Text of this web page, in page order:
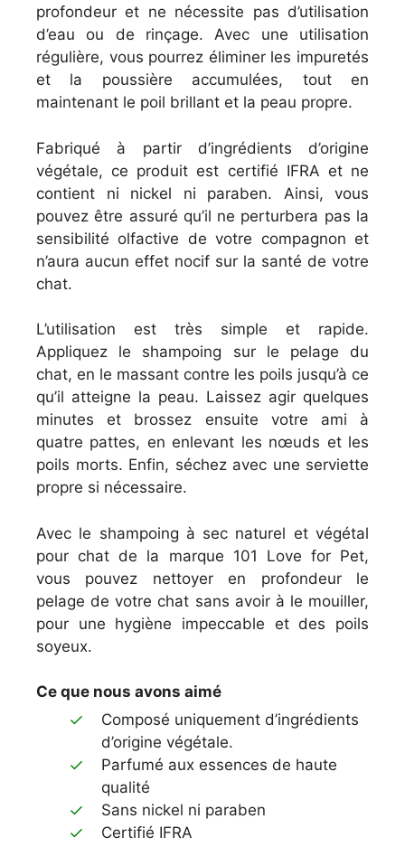
profondeur et ne nécessite pas d’utilisation
d’eau ou de rinçage. Avec une utilisation
régulière, vous pourrez éliminer les impuretés
et la poussière accumulées, tout en
maintenant le poil brillant et la peau propre.
Fabriqué à partir d’ingrédients d’origine
végétale, ce produit est certifié IFRA et ne
contient ni nickel ni paraben. Ainsi, vous
pouvez être assuré qu’il ne perturbera pas la
sensibilité olfactive de votre compagnon et
n’aura aucun effet nocif sur la santé de votre
chat.
L’utilisation est très simple et rapide.
Appliquez le shampoing sur le pelage du
chat, en le massant contre les poils jusqu’à ce
qu’il atteigne la peau. Laissez agir quelques
minutes et brossez ensuite votre ami à
quatre pattes, en enlevant les nœuds et les
poils morts. Enfin, séchez avec une serviette
propre si nécessaire.
Avec le shampoing à sec naturel et végétal
pour chat de la marque 101 Love for Pet,
vous pouvez nettoyer en profondeur le
pelage de votre chat sans avoir à le mouiller,
pour une hygiène impeccable et des poils
soyeux.
Ce que nous avons aimé
Composé uniquement d’ingrédients
d’origine végétale.
Parfumé aux essences de haute
qualité
Sans nickel ni paraben
Certifié IFRA